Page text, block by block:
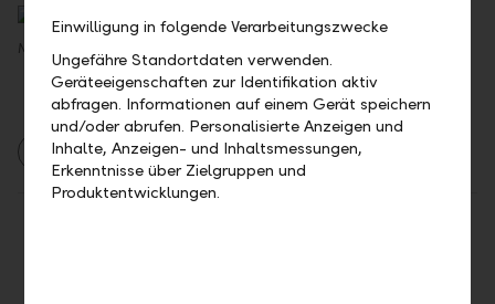
Mirko Mattasch, LLB Asset Management AG, Vaduz
Asset Management Berichte Märkte
Einwilligung in folgende Verarbeitungszwecke
Ungefähre Standortdaten verwenden.
Geräteeigenschaften zur Identifikation aktiv
abfragen. Informationen auf einem Gerät speichern
und/oder abrufen. Personalisierte Anzeigen und
Inhalte, Anzeigen- und Inhaltsmessungen,
Erkenntnisse über Zielgruppen und
Produktentwicklungen.